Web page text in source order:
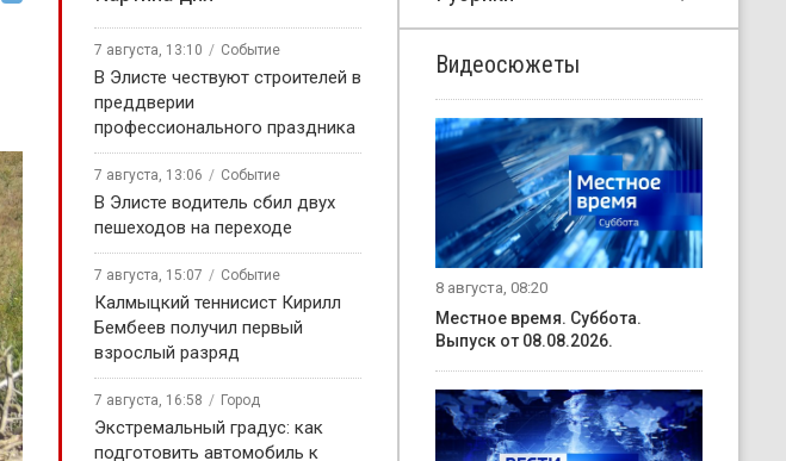
7 августа, 13:10 Событие
В Элисте чествуют строителей в
преддверии
профессионального праздника
7 августа, 13:06 Событие
В Элисте водитель сбил двух
пешеходов на переходе
7 августа, 15:07 Событие
Калмыцкий теннисист Кирилл
Бембеев получил первый
взрослый разряд
7 августа, 16:58 Город
Экстремальный градус: как
подготовить автомобиль к
Видеосюжеты
8 августа, 08:20
Местное время. Суббота.
Выпуск от 08.08.2026.